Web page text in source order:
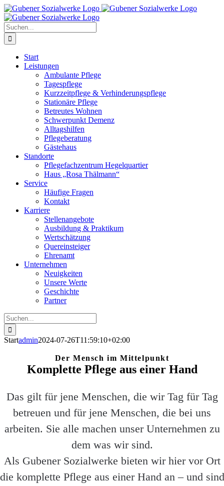
Zum
Inhalt
springen
Suche
nach:
Start
Leistungen
Ambulante Pflege
Tagespflege
Kurzzeitpflege & Verhinderungspflege
Stationäre Pflege
Betreutes Wohnen
Schwerpunkt Demenz
Alltagshilfen
Pflegeberatung
Gästehaus
Standorte
Pflegefachzentrum Hegelquartier
Haus „Rosa Thälmann“
Service
Häufige Fragen
Kontakt
Karriere
Stellenangebote
Ausbildung & Praktikum
Wertschätzung
Quereinsteiger
Ehrenamt
Unternehmen
Neuigkeiten
Unsere Werte
Geschichte
Partner
Suche
nach:
Startadmin2024-07-26T11:59:10+02:00
Der Mensch im Mittelpunkt
Komplette Pflege aus einer Hand
Das gilt für jene Menschen, die wir Tag für Tag
betreuen und für jene Menschen, die bei uns
arbeiten. Sie alle machen unser Unternehmen zu
dem was wir sind.
Als Gubener Sozialwerke bieten wir hier vor Ort
die komplette Pflege aus einer Hand an – und sind